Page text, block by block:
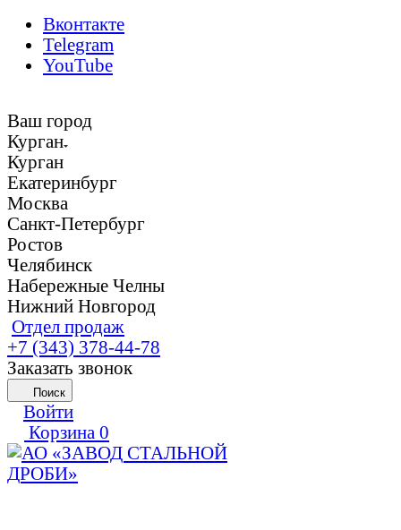
Вконтакте
Telegram
YouTube
Ваш город
Курган
Курган
Екатеринбург
Москва
Санкт-Петербург
Ростов
Челябинск
Набережные Челны
Нижний Новгород
Отдел продаж
+7 (343) 378-44-78
Заказать звонок
Поиск
Войти
Корзина 0